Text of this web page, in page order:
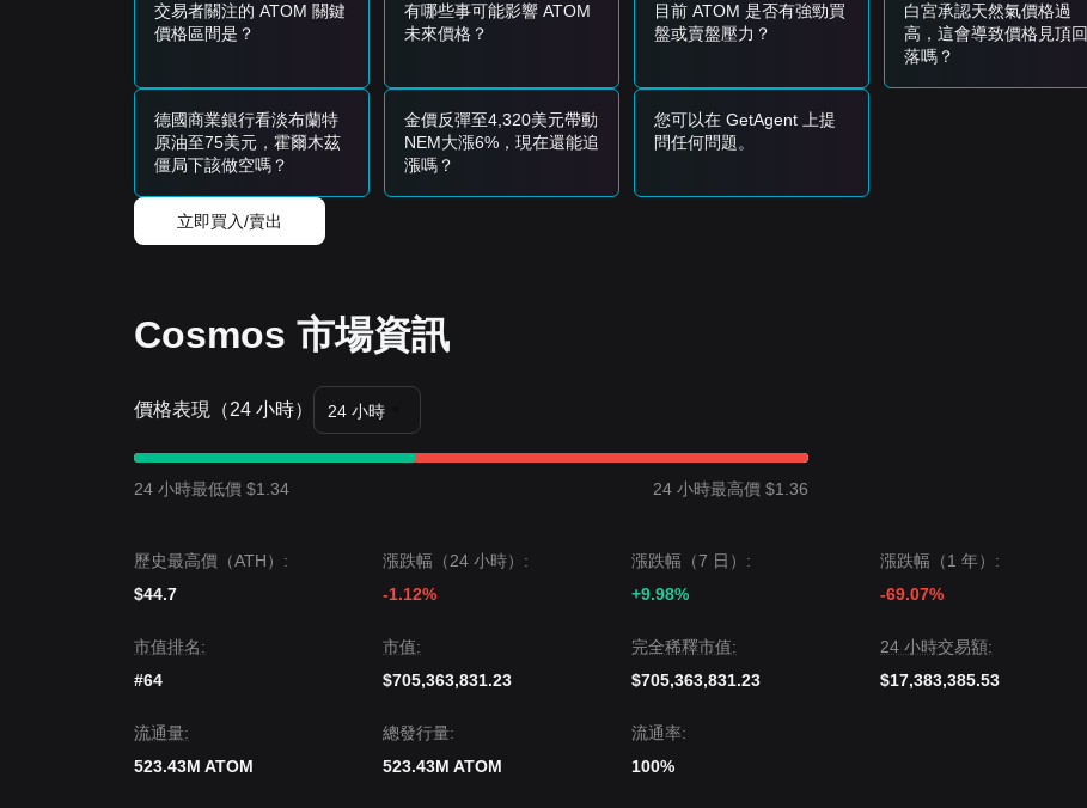
交易者關注的 ATOM 關鍵
價格區間是？
有哪些事可能影響 ATOM
未來價格？
目前 ATOM 是否有強勁買
盤或賣盤壓力？
白宮承認天然氣價格過
高，這會導致價格見頂回
落嗎？
德國商業銀行看淡布蘭特
原油至75美元，霍爾木茲
僵局下該做空嗎？
金價反彈至4,320美元帶動
NEM大漲6%，現在還能追
漲嗎？
您可以在 GetAgent 上提
問任何問題。
立即買入/賣出
Cosmos 市場資訊
價格表現（24 小時） 24 小時
24 小時最低價 $1.34 24 小時最高價 $1.36
歷史最高價（ATH）:
$44.7
漲跌幅（24 小時）:
-1.12%
漲跌幅（7 日）:
+9.98%
漲跌幅（1 年）:
-69.07%
市值排名:
#64
市值:
$705,363,831.23
完全稀釋市值:
$705,363,831.23
24 小時交易額:
$17,383,385.53
流通量:
523.43M ATOM
總發行量:
523.43M ATOM
流通率:
100%